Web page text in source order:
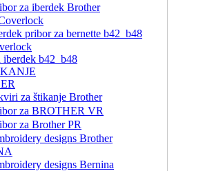
za iberdek Brother
pribor za bernette b42_b48
iberdek b42_b48
za štikanje Brother
za BROTHER VR
za Brother PR
designs Brother
designs Bernina